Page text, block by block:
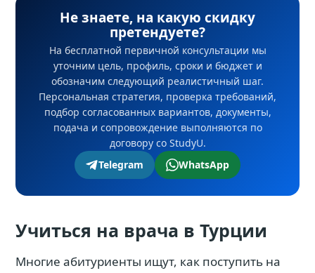
Не знаете, на какую скидку
претендуете?
На бесплатной первичной консультации мы
уточним цель, профиль, сроки и бюджет и
обозначим следующий реалистичный шаг.
Персональная стратегия, проверка требований,
подбор согласованных вариантов, документы,
подача и сопровождение выполняются по
договору со StudyU.
Telegram
WhatsApp
Учиться на врача в Турции
Многие абитуриенты ищут, как поступить на